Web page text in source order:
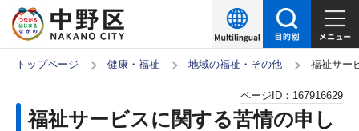
の
ー
トップページ 健康・福祉 地域の福祉・その他 福祉サー
福祉サービスに関する苦情の申し
ページID： 167916629